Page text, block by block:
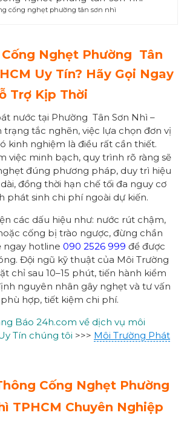
cống nghẹt phường tân sơn nhì
Nghẹt Phường Tân
Uy Tín? Hãy Gọi Ngay
Trợ Kịp Thời
nước tại Phường Tân Sơn Nhì –
tắc nghẽn, việc lựa chọn đơn vị
kinh nghiệm là điều rất cần thiết.
việc minh bạch, quy trình rõ ràng sẽ
đúng phương pháp, duy trì hiệu
đồng thời hạn chế tối đa nguy cơ
phát sinh chi phí ngoài dự kiến.
các dấu hiệu như: nước rút chậm,
cống bị trào ngược, đừng chần
ngay hotline 090 2526 999 để được
Đội ngũ kỹ thuật của Môi Trường
chỉ sau 10–15 phút, tiến hành kiểm
nguyên nhân gây nghẹt và tư vấn
hợp, tiết kiệm chi phí.
Báo 24h.com về dịch vụ môi
Tín chúng tôi >>> Môi Trường Phát
Cống Nghẹt Phường
TPHCM Chuyên Nghiệp